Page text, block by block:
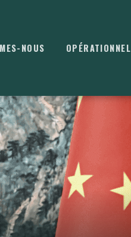
NOUS OPÉRATIONNEL
⌘